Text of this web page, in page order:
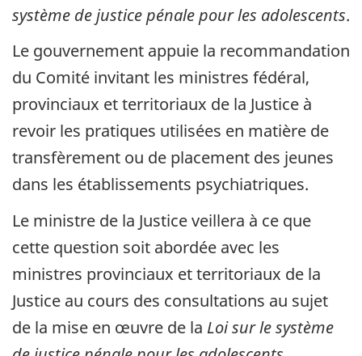
système de justice pénale pour les adolescents.
Le gouvernement appuie la recommandation
du Comité invitant les ministres fédéral,
provinciaux et territoriaux de la Justice à
revoir les pratiques utilisées en matière de
transfèrement ou de placement des jeunes
dans les établissements psychiatriques.
Le ministre de la Justice veillera à ce que
cette question soit abordée avec les
ministres provinciaux et territoriaux de la
Justice au cours des consultations au sujet
de la mise en œuvre de la Loi sur le système